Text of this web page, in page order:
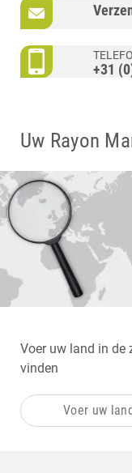
+31
Uw Rayon
Voer uw land in de
vinden